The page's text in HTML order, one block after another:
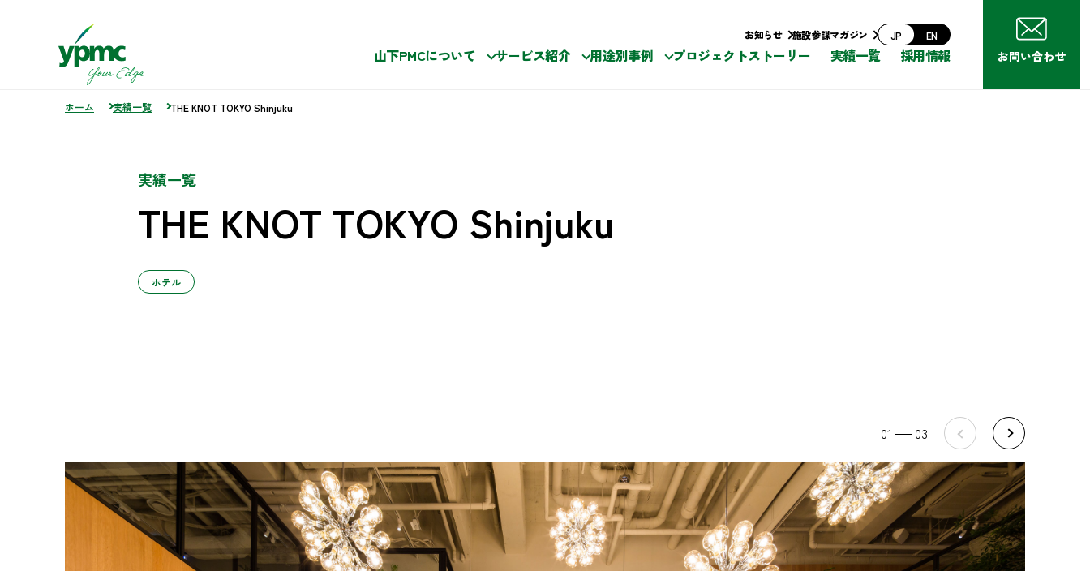
お問い合わせ
山下PMCについて サービス紹介 用途別事例 プロジェクトストーリー 実績一覧 採用情報
お知らせ 施設参謀マガジン JP EN
実績一覧
THE KNOT TOKYO Shinjuku
ホテル
ホーム 実績一覧 THE KNOT TOKYO Shinjuku
01 03